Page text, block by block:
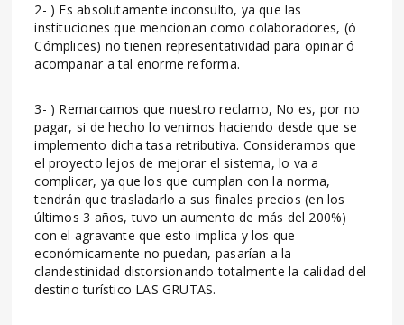
2- ) Es absolutamente inconsulto, ya que las
instituciones que mencionan como colaboradores, (ó
Cómplices) no tienen representatividad para opinar ó
acompañar a tal enorme reforma.
3- ) Remarcamos que nuestro reclamo, No es, por no
pagar, si de hecho lo venimos haciendo desde que se
implemento dicha tasa retributiva. Consideramos que
el proyecto lejos de mejorar el sistema, lo va a
complicar, ya que los que cumplan con la norma,
tendrán que trasladarlo a sus finales precios (en los
últimos 3 años, tuvo un aumento de más del 200%)
con el agravante que esto implica y los que
económicamente no puedan, pasarían a la
clandestinidad distorsionando totalmente la calidad del
destino turístico LAS GRUTAS.